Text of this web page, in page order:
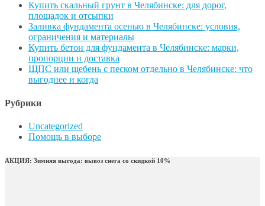
Купить скальный грунт в Челябинске: для дорог,
площадок и отсыпки
Заливка фундамента осенью в Челябинске: условия,
ограничения и материалы
Купить бетон для фундамента в Челябинске: марки,
пропорции и доставка
ЩПС или щебень с песком отдельно в Челябинске: что
выгоднее и когда
Рубрики
Uncategorized
Помощь в выборе
АКЦИЯ: Зимняя выгода: вывоз снега со скидкой 10%